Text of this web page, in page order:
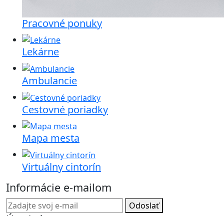
Pracovné ponuky
Lekárne
Ambulancie
Cestovné poriadky
Mapa mesta
Virtuálny cintorín
Informácie e-mailom
Odoslať